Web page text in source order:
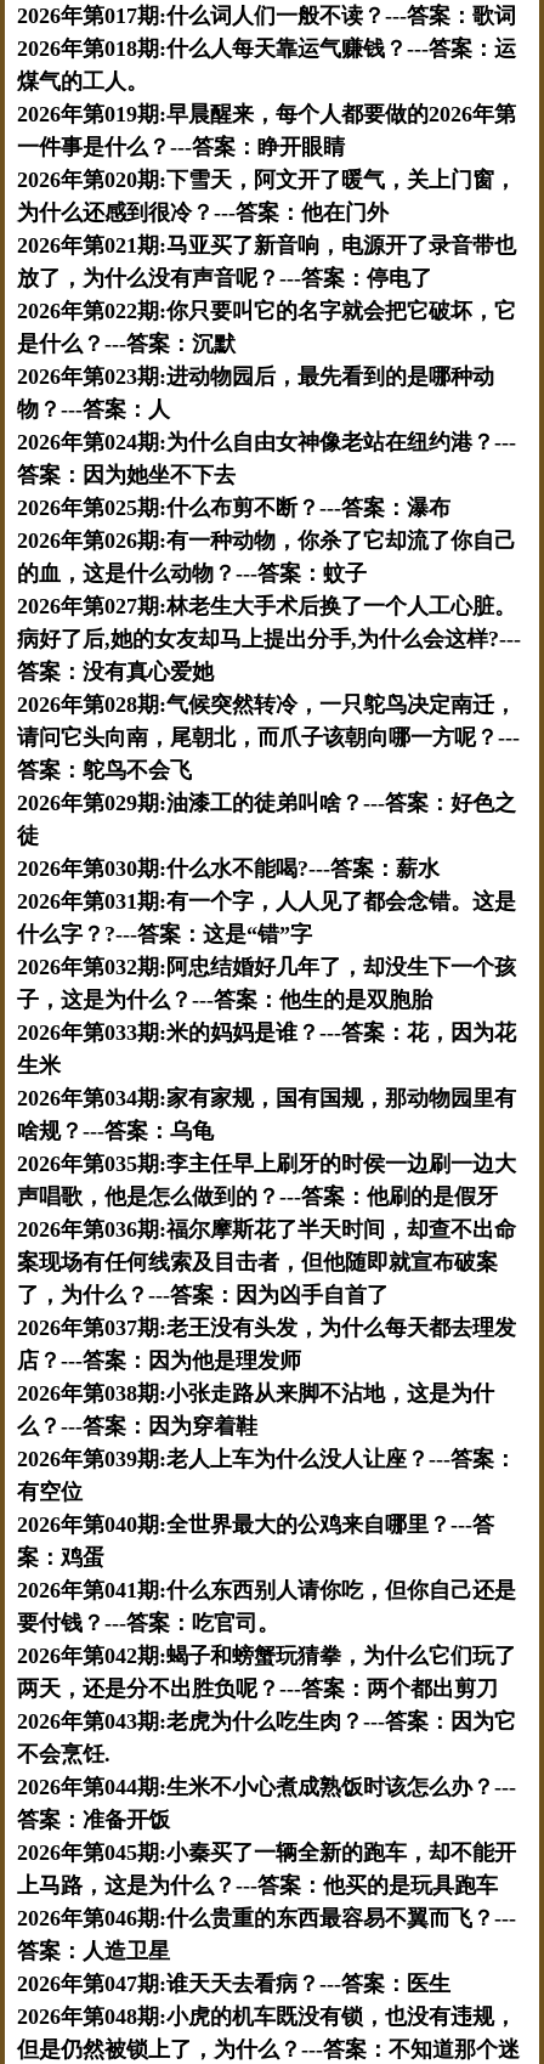
2026年第017期:什么词人们一般不读？---答案：歌词
2026年第018期:什么人每天靠运气赚钱？---答案：运
煤气的工人。
2026年第019期:早晨醒来，每个人都要做的2026年第
一件事是什么？---答案：睁开眼睛
2026年第020期:下雪天，阿文开了暖气，关上门窗，
为什么还感到很冷？---答案：他在门外
2026年第021期:马亚买了新音响，电源开了录音带也
放了，为什么没有声音呢？---答案：停电了
2026年第022期:你只要叫它的名字就会把它破坏，它
是什么？---答案：沉默
2026年第023期:进动物园后，最先看到的是哪种动
物？---答案：人
2026年第024期:为什么自由女神像老站在纽约港？---
答案：因为她坐不下去
2026年第025期:什么布剪不断？---答案：瀑布
2026年第026期:有一种动物，你杀了它却流了你自己
的血，这是什么动物？---答案：蚊子
2026年第027期:林老生大手术后换了一个人工心脏。
病好了后,她的女友却马上提出分手,为什么会这样?---
答案：没有真心爱她
2026年第028期:气候突然转冷，一只鸵鸟决定南迁，
请问它头向南，尾朝北，而爪子该朝向哪一方呢？---
答案：鸵鸟不会飞
2026年第029期:油漆工的徒弟叫啥？---答案：好色之
徒
2026年第030期:什么水不能喝?---答案：薪水
2026年第031期:有一个字，人人见了都会念错。这是
什么字？?---答案：这是“错”字
2026年第032期:阿忠结婚好几年了，却没生下一个孩
子，这是为什么？---答案：他生的是双胞胎
2026年第033期:米的妈妈是谁？---答案：花，因为花
生米
2026年第034期:家有家规，国有国规，那动物园里有
啥规？---答案：乌龟
2026年第035期:李主任早上刷牙的时侯一边刷一边大
声唱歌，他是怎么做到的？---答案：他刷的是假牙
2026年第036期:福尔摩斯花了半天时间，却查不出命
案现场有任何线索及目击者，但他随即就宣布破案
了，为什么？---答案：因为凶手自首了
2026年第037期:老王没有头发，为什么每天都去理发
店？---答案：因为他是理发师
2026年第038期:小张走路从来脚不沾地，这是为什
么？---答案：因为穿着鞋
2026年第039期:老人上车为什么没人让座？---答案：
有空位
2026年第040期:全世界最大的公鸡来自哪里？---答
案：鸡蛋
2026年第041期:什么东西别人请你吃，但你自己还是
要付钱？---答案：吃官司。
2026年第042期:蝎子和螃蟹玩猜拳，为什么它们玩了
两天，还是分不出胜负呢？---答案：两个都出剪刀
2026年第043期:老虎为什么吃生肉？---答案：因为它
不会烹饪.
2026年第044期:生米不小心煮成熟饭时该怎么办？---
答案：准备开饭
2026年第045期:小秦买了一辆全新的跑车，却不能开
上马路，这是为什么？---答案：他买的是玩具跑车
2026年第046期:什么贵重的东西最容易不翼而飞？---
答案：人造卫星
2026年第047期:谁天天去看病？---答案：医生
2026年第048期:小虎的机车既没有锁，也没有违规，
但是仍然被锁上了，为什么？---答案：不知道那个迷